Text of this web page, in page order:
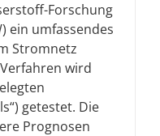
Forschung
ein umfassendes
Stromnetz
wird
getestet. Die
Prognosen